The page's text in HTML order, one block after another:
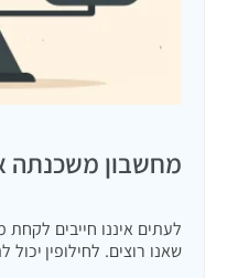
מחשבון משכנתה
לעתים איננו חייבים
שאנו רוצים. לחילופין